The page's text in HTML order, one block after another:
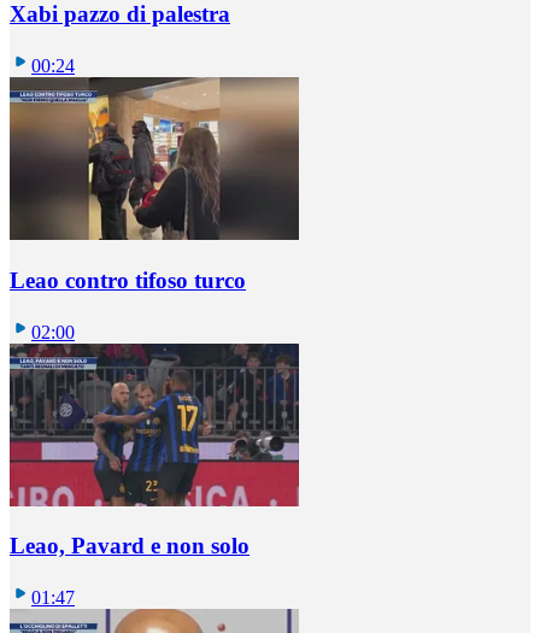
Xabi pazzo di palestra
00:24
Leao contro tifoso turco
02:00
Leao, Pavard e non solo
01:47